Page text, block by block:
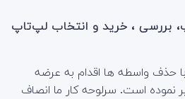
بررسی ، خرید و انتخاب لپ‌تاپ
با حذف واسطه ها اقدام به عرضه
نموده است. سرلوحه کار ما انصاف